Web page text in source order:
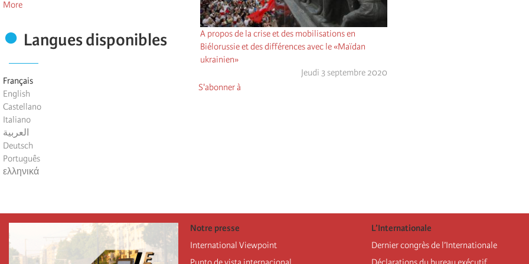
More
Langues disponibles
Français
English
Castellano
Italiano
العربية
Deutsch
Português
ελληνικά
A propos de la crise et des mobilisations en
Biélorussie et des différences avec le «Maïdan
ukrainien»
Jeudi 3 septembre 2020
S'abonner à
Notre presse
International Viewpoint
L’Internationale
Dernier congrès de l’Internationale